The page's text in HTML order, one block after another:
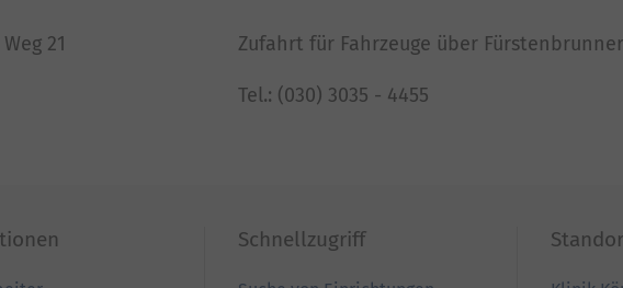
21 Zufahrt für Fahrzeuge über Fürstenbrunner
Tel.: (030) 3035 - 4455
Schnellzugriff